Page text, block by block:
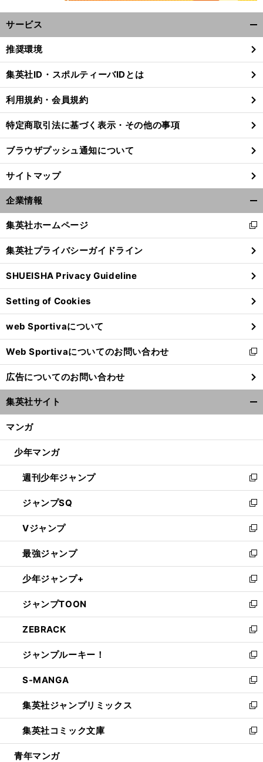
サービス
閉
る
推奨環境
集英社ID・スポルティーバIDとは
利用規約・会員規約
特定商取引法に基づく表示・その他の事項
ブラウザプッシュ通知について
サイトマップ
企業情報
閉
る
集英社ホームページ
新
し
い
ウ
ィ
ン
ド
ウ
で
開
く
集英社プライバシーガイドライン
SHUEISHA Privacy Guideline
Setting of Cookies
web Sportivaについて
Web Sportivaについてのお問い合わせ
新
し
い
ウ
ィ
ン
ウ
開
く
広告についてのお問い合わせ
集英社サイト
マンガ
少年マンガ
週刊少年ジャンプ
新
し
い
ウ
ィ
ン
ド
ウ
で
開
く
ジャンプSQ
新
し
い
ウ
ィ
ン
ド
ウ
で
開
く
Vジャンプ
新
し
い
ウ
ィ
ン
ド
ウ
で
開
く
最強ジャンプ
新
し
い
ウ
ィ
ン
ド
ウ
で
開
く
少年ジャンプ+
新
し
い
ウ
ィ
ン
ド
ウ
で
開
く
ジャンプTOON
新
し
い
ウ
ィ
ン
ド
ウ
で
開
く
ZEBRACK
新
し
い
ウ
ィ
ン
ド
ウ
で
開
ジャンプルーキー！
新
し
い
ウ
ィ
ン
ド
ウ
S-MANGA
新
し
い
ウ
ィ
ン
集英社ジャンプリミックス
新
し
い
ウ
集英社コミック文庫
新
し
青年マンガ